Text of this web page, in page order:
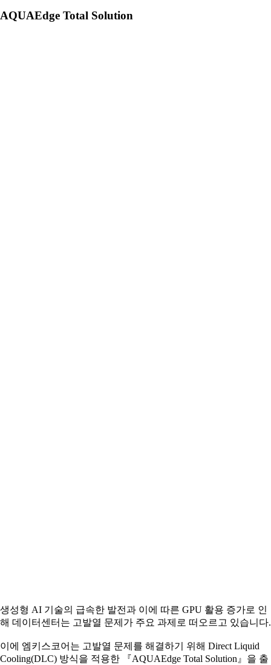
AQUAEdge Total Solution
생성형 AI 기술의 급속한 발전과 이에 따른 GPU 활용 증가로 인
해 데이터센터는 고발열 문제가 주요 과제로 떠오르고 있습니다.
이에 엠키스코어는 고발열 문제를 해결하기 위해 Direct Liquid
Cooling(DLC) 방식을 적용한 『AQUAEdge Total Solution』을 출